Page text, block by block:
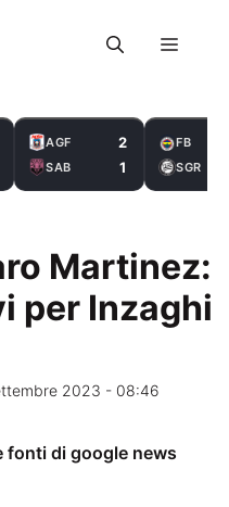
Menu
AGF 2
SAB 1
FB
SGR
Martinez:
per Inzaghi
2023 - 08:46
fonti di google news